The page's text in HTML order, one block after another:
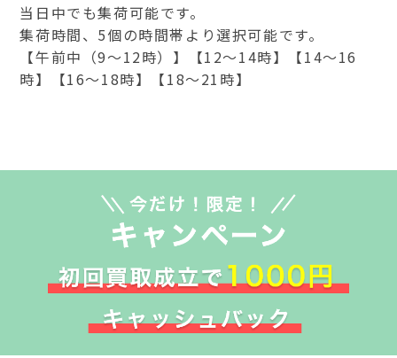
当日中でも集荷可能です。
集荷時間、5個の時間帯より選択可能です。
【午前中（9～12時）】【12～14時】【14～16
時】【16～18時】【18～21時】